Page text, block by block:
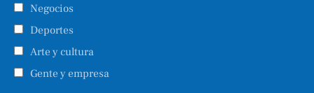
Negocios
Deportes
Arte y cultura
Gente y empresa